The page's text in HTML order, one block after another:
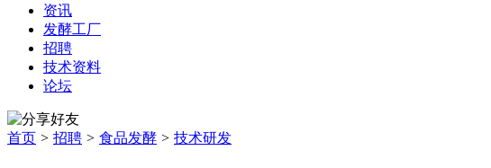
资讯
发酵工厂
招聘
技术资料
论坛
首页 > 招聘 > 食品发酵 > 技术研发